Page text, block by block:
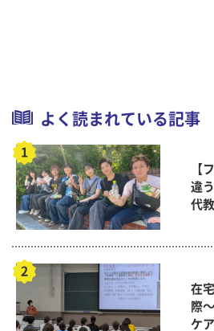
よく読まれている記事
【
違
代
在
際
ケア